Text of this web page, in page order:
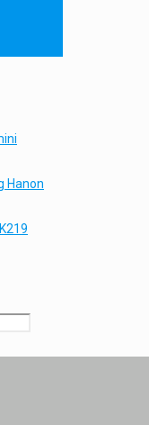
Hanon